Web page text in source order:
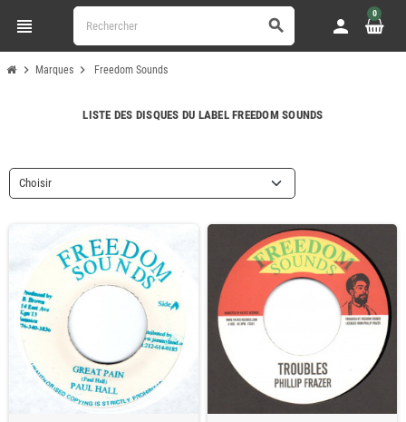
view_headline search person
0
chevron_right Marques chevron_right Freedom Sounds
LISTE DES DISQUES DU LABEL FREEDOM SOUNDS
Choisir